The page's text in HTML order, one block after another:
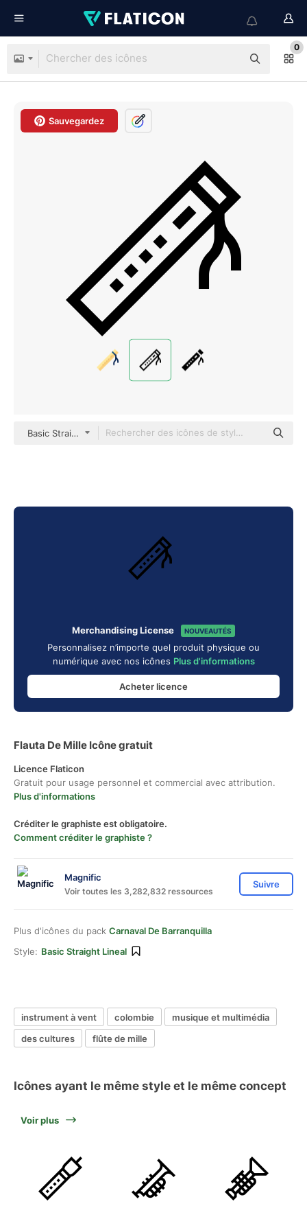
0
Sauvegardez
Basic Straight Lineal
Merchandising License NOUVEAUTÉS
Personnalisez n’importe quel produit physique ou
numérique avec nos icônes Plus d'informations
Acheter licence
Flauta De Mille Icône gratuit
Licence Flaticon
Gratuit pour usage personnel et commercial avec attribution.
Plus d'informations
Créditer le graphiste est obligatoire.
Comment créditer le graphiste ?
Magnific
Voir toutes les 3,282,832 ressources
Suivre
Plus d'icônes du pack Carnaval De Barranquilla
Style: Basic Straight Lineal
instrument à vent colombie
musique et multimédia
des cultures
flûte de mille
Icônes ayant le même style et le même concept
Voir plus